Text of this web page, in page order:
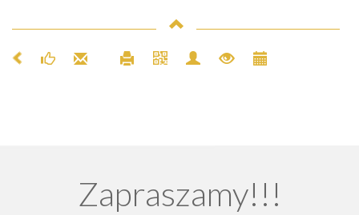
Zapraszamy!!!